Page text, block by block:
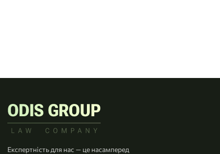
Експертність для нас — це насамперед